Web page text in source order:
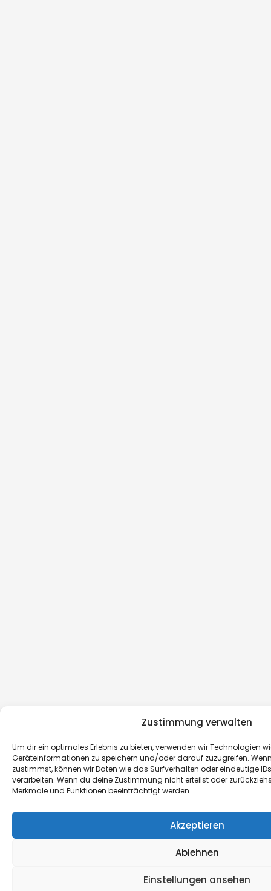
Zustimmung verwalten
Um dir ein optimales Erlebnis zu bieten, verwenden wir Technologien
Geräteinformationen zu speichern und/oder darauf zuzugreifen.
zustimmst, können wir Daten wie das Surfverhalten oder eindeutige
verarbeiten. Wenn du deine Zustimmung nicht erteilst oder
Merkmale und Funktionen beeinträchtigt werden.
Akzeptieren
Ablehnen
Einstellungen ansehen